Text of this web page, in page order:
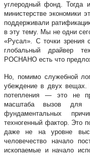
углеродный фонд.
министерстве экономики
поддерживали
в эту тему. Мы не одни
«Русал». С точки зрения
глобальный драйвер
РОСНАНО есть что
Но, помимо служебной
убеждение в двух вещах.
потепления — это не
масштаба вызов для
фундаментальных
техногенный фактор. Это
даже не на уровне
человечество начало
ископаемые и начало